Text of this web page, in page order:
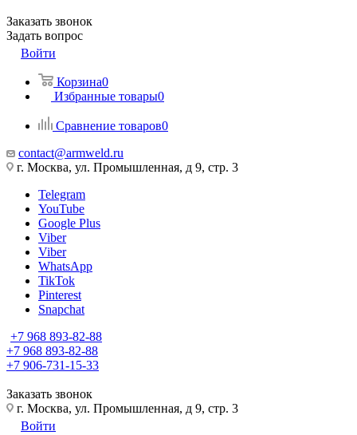
Заказать звонок
Задать вопрос
Войти
Корзина0
Избранные товары0
Сравнение товаров0
contact@armweld.ru
г. Москва, ул. Промышленная, д 9, стр. 3
Telegram
YouTube
Google Plus
Viber
Viber
WhatsApp
TikTok
Pinterest
Snapchat
+7 968 893-82-88
+7 968 893-82-88
+7 906-731-15-33
Заказать звонок
г. Москва, ул. Промышленная, д 9, стр. 3
Войти